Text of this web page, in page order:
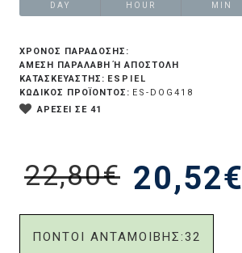
DAY HOUR MIN
20,52€
22,80€
ΠΟΝΤΟΙ ΑΝΤΑΜΟΙΒΗΣ:32
ΧΡΟΝΟΣ ΠΑΡΑΔΟΣΗΣ:
ΆΜΕΣΗ ΠΑΡΑΛΑΒΉ Ή ΑΠΟΣΤΟΛΉ
ΚΑΤΑΣΚΕΥΑΣΤΗΣ: ESPIEL
ΚΩΔΙΚΟΣ ΠΡΟΪΟΝΤΟΣ: ES-DOG418
ΑΡΕΣΕΙ ΣΕ 41